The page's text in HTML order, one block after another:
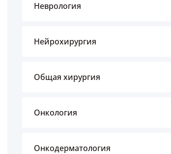
Неврология
Нейрохирургия
Общая хирургия
Онкология
Онкодерматология